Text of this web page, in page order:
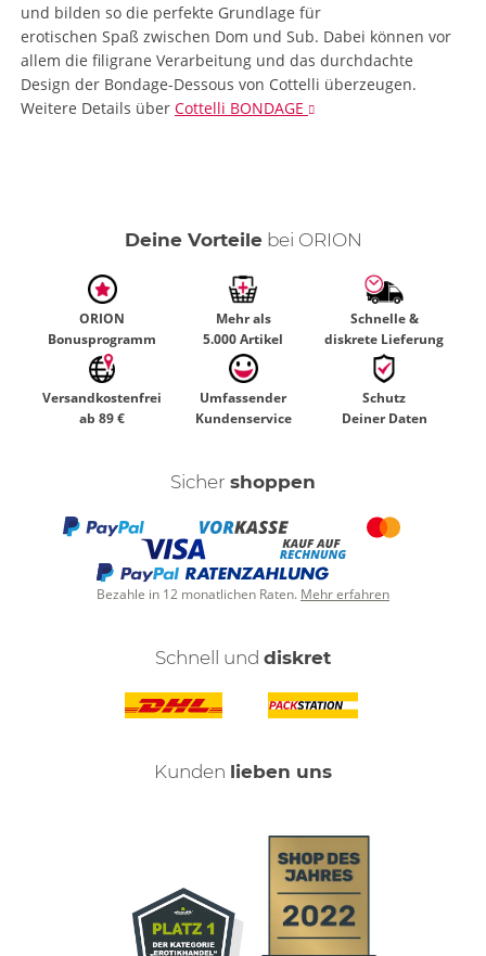
und bilden so die perfekte Grundlage für
erotischen Spaß zwischen Dom und Sub. Dabei können vor
allem die filigrane Verarbeitung und das durchdachte
Design der Bondage-Dessous von Cottelli überzeugen.
Weitere Details über Cottelli BONDAGE
Deine Vorteilebei ORION
ORION
Bonusprogramm
Mehr als
5.000 Artikel
Schnelle &
diskrete Lieferung
Versandkostenfrei
ab 89 €
Umfassender
Kundenservice
Schutz
Deiner Daten
Sicher shoppen
Bezahle in 12 monatlichen Raten. Mehr erfahren
Schnell und diskret
Kunden lieben uns